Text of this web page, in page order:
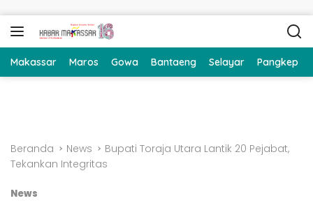
Makassar Maros Gowa Bantaeng Selayar Pangkep
Beranda News
Bupati Toraja Utara Lantik 20 Pejabat,
Tekankan Integritas
News